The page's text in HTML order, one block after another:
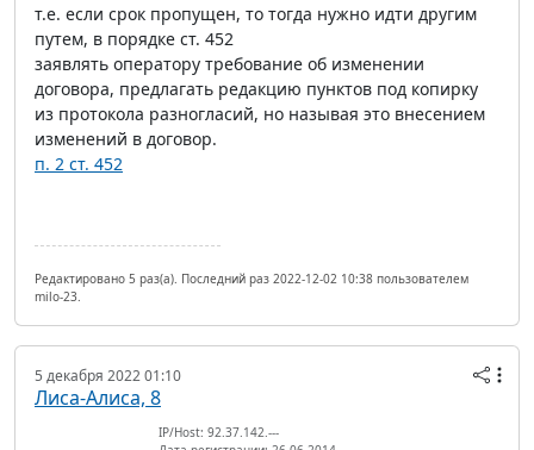
т.е. если срок пропущен, то тогда нужно идти другим
путем, в порядке ст. 452
заявлять оператору требование об изменении
договора, предлагать редакцию пунктов под копирку
из протокола разногласий, но называя это внесением
изменений в договор.
п. 2 ст. 452
Редактировано 5 раз(а). Последний раз 2022-12-02 10:38 пользователем
milo-23.
5 декабря 2022 01:10
Лиса-Алиса, 8
IP/Host: 92.37.142.---